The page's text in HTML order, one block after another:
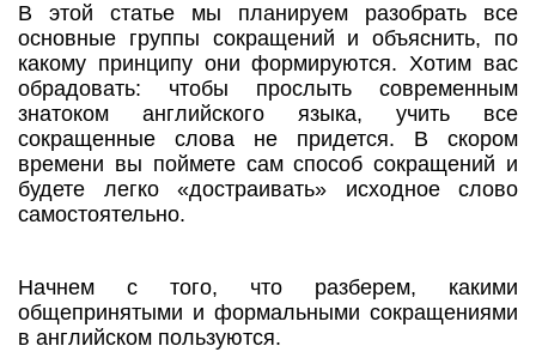
В этой статье мы планируем разобрать все
основные группы сокращений и объяснить, по
какому принципу они формируются. Хотим вас
обрадовать: чтобы прослыть современным
знатоком английского языка, учить все
сокращенные слова не придется. В скором
времени вы поймете сам способ сокращений и
будете легко «достраивать» исходное слово
самостоятельно.
Начнем с того, что разберем, какими
общепринятыми и формальными сокращениями
в английском пользуются.